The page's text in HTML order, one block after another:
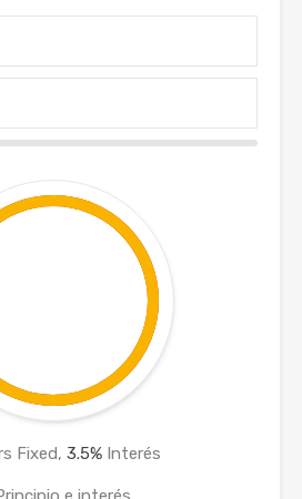
Fixed, 3.5%Interés